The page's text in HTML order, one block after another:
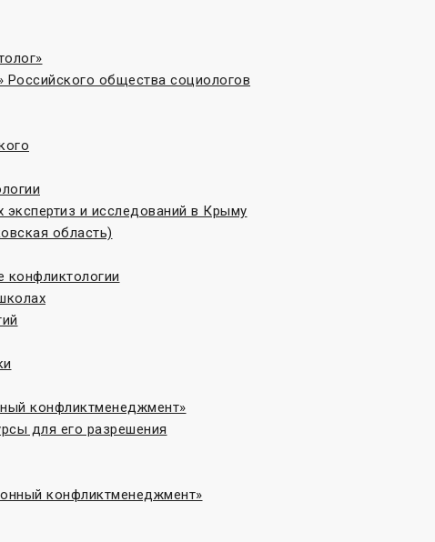
Российского общества социологов
и исследований в Крыму
область)
конфликтологии
конфликтменеджмент»
для его разрешения
конфликтменеджмент»